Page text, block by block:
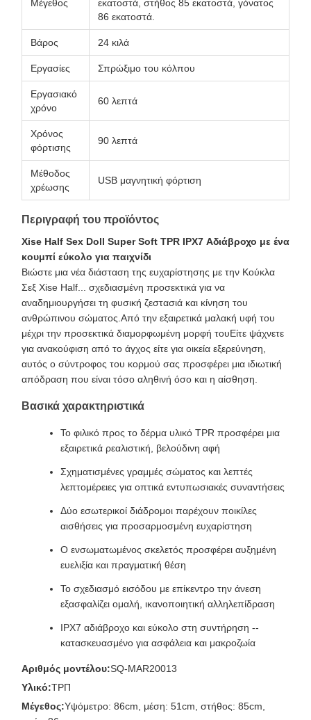
Μέγεθος
εκατοστά, στήθος 85 εκατοστά, γόνατος
86 εκατοστά.
Βάρος 24 κιλά
Εργασίες Σπρώξιμο του κόλπου
Εργασιακό
χρόνο
60 λεπτά
Χρόνος
φόρτισης
90 λεπτά
Μέθοδος
χρέωσης
USB μαγνητική φόρτιση
Περιγραφή του προϊόντος
Xise Half Sex Doll Super Soft TPR IPX7 Αδιάβροχο με ένα
κουμπί εύκολο για παιχνίδι
Βιώστε μια νέα διάσταση της ευχαρίστησης με την Κούκλα
Σεξ Xise Half... σχεδιασμένη προσεκτικά για να
αναδημιουργήσει τη φυσική ζεστασιά και κίνηση του
ανθρώπινου σώματος.Από την εξαιρετικά μαλακή υφή του
μέχρι την προσεκτικά διαμορφωμένη μορφή τουΕίτε ψάχνετε
για ανακούφιση από το άγχος είτε για οικεία εξερεύνηση,
αυτός ο σύντροφος του κορμού σας προσφέρει μια ιδιωτική
απόδραση που είναι τόσο αληθινή όσο και η αίσθηση.
Βασικά χαρακτηριστικά
Το φιλικό προς το δέρμα υλικό TPR προσφέρει μια
εξαιρετικά ρεαλιστική, βελούδινη αφή
Σχηματισμένες γραμμές σώματος και λεπτές
λεπτομέρειες για οπτικά εντυπωσιακές συναντήσεις
Δύο εσωτερικοί διάδρομοι παρέχουν ποικίλες
αισθήσεις για προσαρμοσμένη ευχαρίστηση
Ο ενσωματωμένος σκελετός προσφέρει αυξημένη
ευελιξία και πραγματική θέση
Το σχεδιασμό εισόδου με επίκεντρο την άνεση
εξασφαλίζει ομαλή, ικανοποιητική αλληλεπίδραση
IPX7 αδιάβροχο και εύκολο στη συντήρηση --
κατασκευασμένο για ασφάλεια και μακροζωία
Αριθμός μοντέλου:SQ-MAR20013
Υλικό:ΤΡΠ
Μέγεθος:Υψόμετρο: 86cm, μέση: 51cm, στήθος: 85cm,